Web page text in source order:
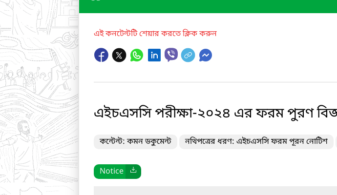
এই কনটেন্টটি শেয়ার করতে ক্লিক করুন
এইচএসসি পরীক্ষা-২০২৪ এর ফরম পুরণ
কন্টেন্ট: কমন ডকুমেন্ট নথিপত্রের ধরণ: এইচএসসি ফরম পূরন নোটিশ
Notice